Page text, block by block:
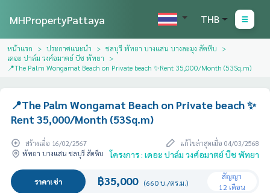
MHPropertyPattaya THB
หน้าแรก ประกาศแนะนำ
ชลบุรี พัทยา บางแสน บางละมุง สัตหีบ
เดอะ ปาล์ม วงศ์อมาตย์ บีช พัทยา
📍The Palm Wongamat Beach on Private beach ✨Rent 35,000/Month (53Sq.m)
📍The Palm Wongamat Beach on Private beach ✨
Rent 35,000/Month (53Sq.m)
สร้างเมื่อ 16/02/2567
แก้ไขล่าสุดเมื่อ 04/03/2568
พัทยา บางแสน ชลบุรี สัตหีบ
โครงการ : เดอะ ปาล์ม วงศ์อมาตย์ บีช พัทยา
ราคาเช่า ฿35,000 (660 บ./ตร.ม.)
สัญญา
12 เดือน